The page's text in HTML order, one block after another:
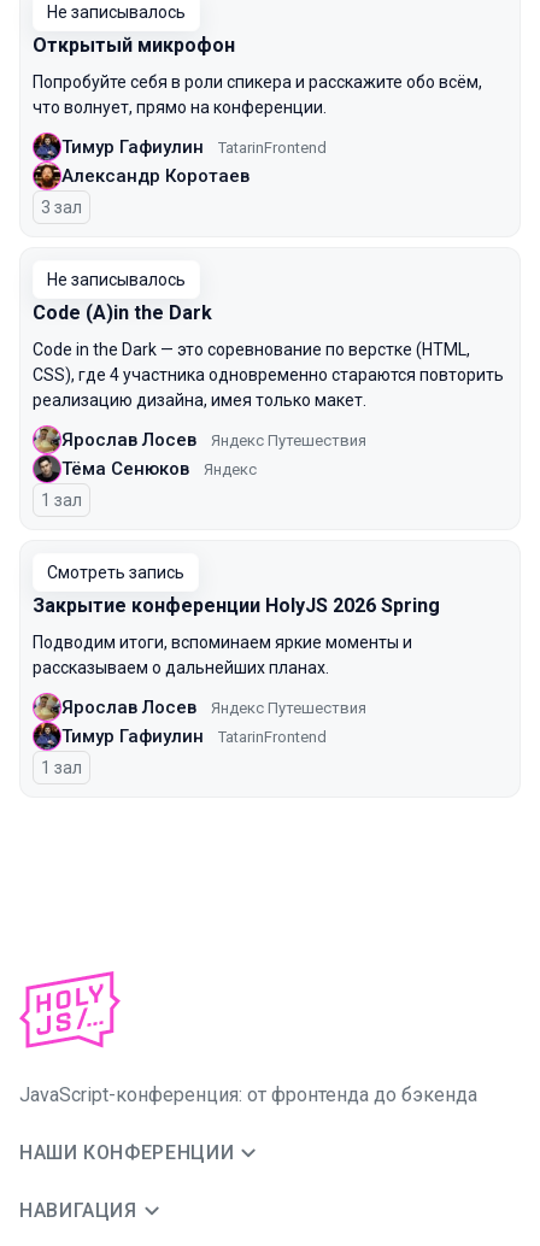
Не записывалось
Открытый микрофон
Попробуйте себя в роли спикера и расскажите обо всём,
что волнует, прямо на конференции.
Тимур Гафиулин TatarinFrontend
Александр Коротаев
3 зал
Не записывалось
Code (A)in the Dark
Code in the Dark — это соревнование по верстке (HTML,
CSS), где 4 участника одновременно стараются повторить
реализацию дизайна, имея только макет.
Ярослав Лосев Яндекс Путешествия
Тёма Сенюков Яндекс
1 зал
Смотреть запись
Закрытие конференции HolyJS 2026 Spring
Подводим итоги, вспоминаем яркие моменты и
рассказываем о дальнейших планах.
Ярослав Лосев Яндекс Путешествия
Тимур Гафиулин TatarinFrontend
1 зал
JavaScript-конференция: от фронтенда до бэкенда
НАШИ КОНФЕРЕНЦИИ
НАВИГАЦИЯ